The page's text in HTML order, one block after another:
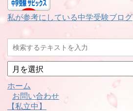
私が参考にしている中学受験ブログ
月
別
ホーム
お問い合わせ
【私立中】